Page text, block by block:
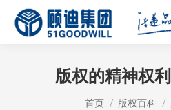
版权的精神权
您在这里：
首页 版权百科